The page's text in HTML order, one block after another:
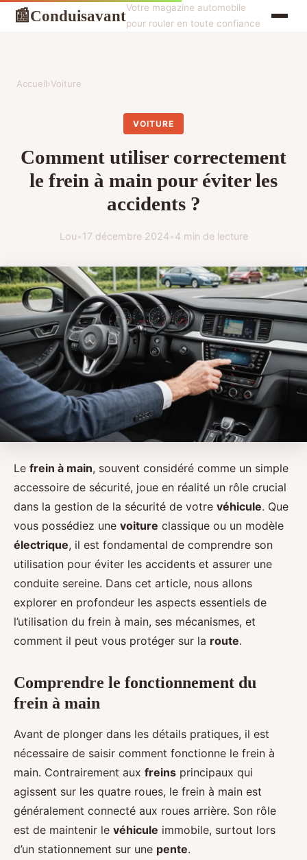
📰ConduisavantVotre magazine automobile
pour rouler en toute confiance
Accueil›Voiture
VOITURE
Comment utiliser correctement
le frein à main pour éviter les
accidents ?
Lou•17 décembre 2024•4 min de lecture
Le frein à main, souvent considéré comme un simple
accessoire de sécurité, joue en réalité un rôle crucial
dans la gestion de la sécurité de votre véhicule. Que
vous possédiez une voiture classique ou un modèle
électrique, il est fondamental de comprendre son
utilisation pour éviter les accidents et assurer une
conduite sereine. Dans cet article, nous allons
explorer en profondeur les aspects essentiels de
l’utilisation du frein à main, ses mécanismes, et
comment il peut vous protéger sur la route.
Comprendre le fonctionnement du
frein à main
Avant de plonger dans les détails pratiques, il est
nécessaire de saisir comment fonctionne le frein à
main. Contrairement aux freins principaux qui
agissent sur les quatre roues, le frein à main est
généralement connecté aux roues arrière. Son rôle
est de maintenir le véhicule immobile, surtout lors
d’un stationnement sur une pente.